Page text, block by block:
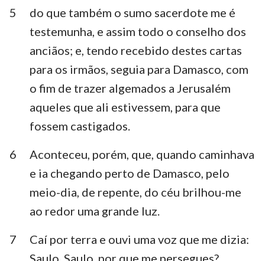
5
do que também o sumo sacerdote me é
testemunha, e assim todo o conselho dos
anciãos; e, tendo recebido destes cartas
para os irmãos, seguia para Damasco, com
o fim de trazer algemados a Jerusalém
aqueles que ali estivessem, para que
fossem castigados.
6
Aconteceu, porém, que, quando caminhava
e ia chegando perto de Damasco, pelo
meio-dia, de repente, do céu brilhou-me
ao redor uma grande luz.
7
Caí por terra e ouvi uma voz que me dizia:
Saulo, Saulo, por que me persegues?